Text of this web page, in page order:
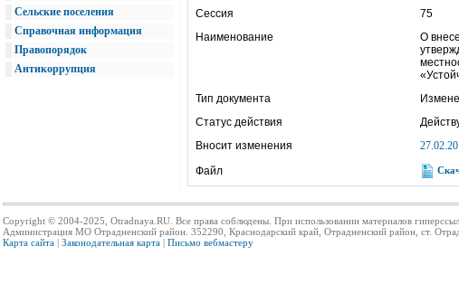
Сельские поселения
Справочная информация
Правопорядок
Антикоррупция
Сессия
75
Наименование
О
Тип документа
Статус действия
Вносит изменения
Файл
Copyright © 2004-2025, Otradnaya.RU. Все права соблюдены. При использовании материалов
Администрация МО Отрадненский район. 352290, Краснодарский край, Отрадненский район, ст.
Карта сайта | Законодательная карта | Письмо вебмастеру